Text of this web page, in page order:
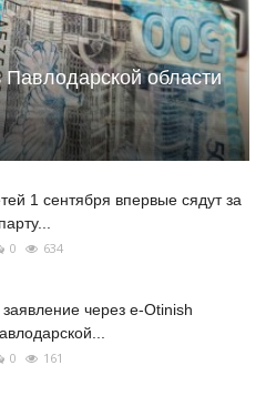
области
1 сентября впервые сядут за
0 634
заявление через e-Otinish
0 161